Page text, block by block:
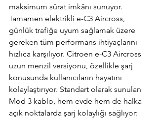
maksimum sürat imkânı sunuyor.
Tamamen elektrikli e-C3 Aircross,
günlük trafiğe uyum sağlamak üzere
gereken tüm performans ihtiyaçlarını
hızlıca karşılıyor. Citroen e-C3 Aircross
uzun menzil versiyonu, özellikle şarj
konusunda kullanıcıların hayatını
kolaylaştırıyor. Standart olarak sunulan
Mod 3 kablo, hem evde hem de halka
açık noktalarda şarj kolaylığı sağlıyor: